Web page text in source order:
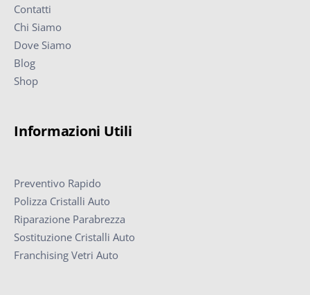
Contatti
Chi Siamo
Dove Siamo
Blog
Shop
Informazioni Utili
Preventivo Rapido
Polizza Cristalli Auto
Riparazione Parabrezza
Sostituzione Cristalli Auto
Franchising Vetri Auto